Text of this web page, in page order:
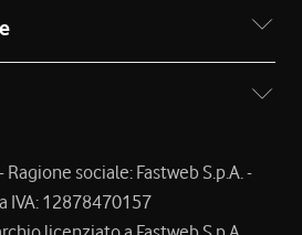
sociale: Fastweb S.p.A. -
IVA: 12878470157